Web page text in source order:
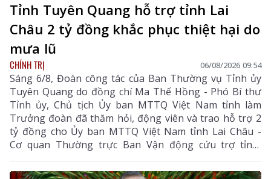
Tỉnh Tuyên Quang hỗ trợ tỉnh Lai
Châu 2 tỷ đồng khắc phục thiệt hại do
mưa lũ
CHÍNH TRỊ 06/08/2026 09:54
Sáng 6/8, Đoàn công tác của Ban Thường vụ Tỉnh ủy
Tuyên Quang do đồng chí Ma Thế Hồng - Phó Bí thư
Tỉnh ủy, Chủ tịch Ủy ban MTTQ Việt Nam tỉnh làm
Trưởng đoàn đã thăm hỏi, động viên và trao hỗ trợ 2
tỷ đồng cho Ủy ban MTTQ Việt Nam tỉnh Lai Châu -
Cơ quan Thường trực Ban Vận động cứu trợ tỉnh,
nhằm giúp nhân dân khắc phục hậu quả thiên tai, mưa
lũ, sạt lở đất, sớm ổn định cuộc sống.